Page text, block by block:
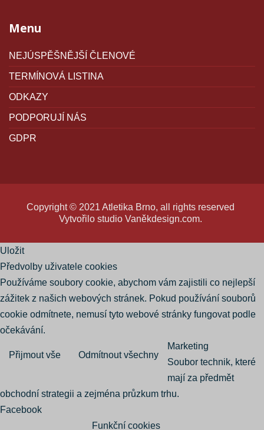
Menu
NEJÚSPĚŠNĚJŠÍ ČLENOVÉ
TERMÍNOVÁ LISTINA
ODKAZY
PODPORUJÍ NÁS
GDPR
Copyright © 2021 Atletika Brno, all rights reserved
Vytvořilo studioVaněkdesign.com.
Uložit
Předvolby uživatele cookies
Používáme soubory cookie, abychom vám zajistili co nejlepší
zážitek z našich webových stránek. Pokud používání souborů
cookie odmítnete, nemusí tyto webové stránky fungovat podle
očekávání.
Přijmout vše Odmítnout všechny
Marketing
Soubor technik, které
mají za předmět
obchodní strategii a zejména průzkum trhu.
Facebook
Funkční cookies